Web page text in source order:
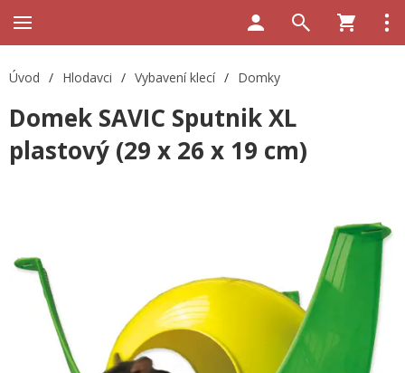
Úvod / Hlodavci / Vybavení klecí / Domky
Domek SAVIC Sputnik XL
plastový (29 x 26 x 19 cm)